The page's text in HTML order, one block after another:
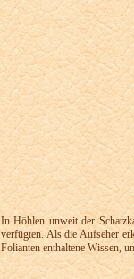
In Höhlen unweit der
verfügten. Als die Aufseher
Folianten enthaltene Wissen,